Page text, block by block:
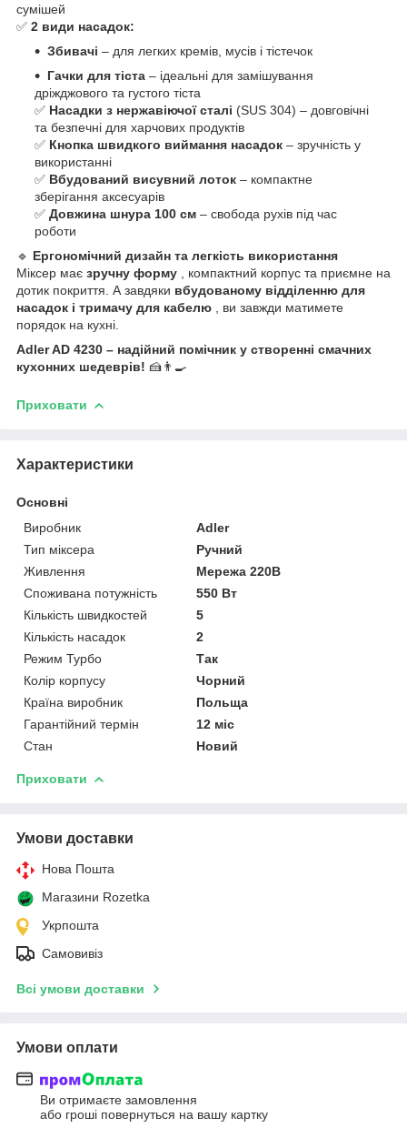
сумішей
✅ 2 види насадок:
Збивачі – для легких кремів, мусів і тістечок
Гачки для тіста – ідеальні для замішування
дріжджового та густого тіста
✅ Насадки з нержавіючої сталі (SUS 304) – довговічні
та безпечні для харчових продуктів
✅ Кнопка швидкого виймання насадок – зручність у
використанні
✅ Вбудований висувний лоток – компактне
зберігання аксесуарів
✅ Довжина шнура 100 см – свобода рухів під час
роботи
🔹 Ергономічний дизайн та легкість використання
Міксер має зручну форму , компактний корпус та приємне на
дотик покриття. А завдяки вбудованому відділенню для
насадок і тримачу для кабелю , ви завжди матимете
порядок на кухні.
Adler AD 4230 – надійний помічник у створенні смачних
кухонних шедеврів! 🍰👨‍🍳
Приховати
Характеристики
Основні
Виробник
Adler
Тип міксера
Ручний
Живлення
Мережа 220В
Споживана потужність
550 Вт
Кількість швидкостей
5
Кількість насадок
2
Режим Турбо
Так
Колір корпусу
Чорний
Країна виробник
Польща
Гарантійний термін
12 міс
Стан
Новий
Приховати
Умови доставки
Нова Пошта
Магазини Rozetka
Укрпошта
Самовивіз
Всі умови доставки
Умови оплати
Ви отримаєте замовлення
або гроші повернуться на вашу картку